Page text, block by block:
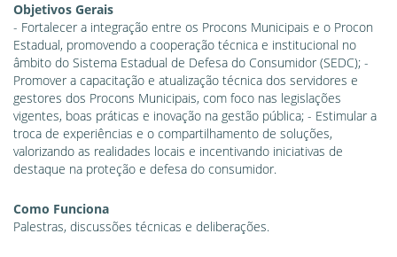
Objetivos Gerais
- Fortalecer a integração entre os Procons Municipais e o Procon
Estadual, promovendo a cooperação técnica e institucional no
âmbito do Sistema Estadual de Defesa do Consumidor (SEDC); -
Promover a capacitação e atualização técnica dos servidores e
gestores dos Procons Municipais, com foco nas legislações
vigentes, boas práticas e inovação na gestão pública; - Estimular a
troca de experiências e o compartilhamento de soluções,
valorizando as realidades locais e incentivando iniciativas de
destaque na proteção e defesa do consumidor.
Como Funciona
Palestras, discussões técnicas e deliberações.